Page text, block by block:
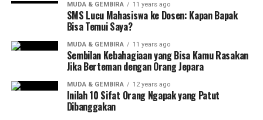
MUDA & GEMBIRA 11 years ago
SMS Lucu Mahasiswa ke Dosen: Kapan Bapak
Bisa Temui Saya?
MUDA & GEMBIRA 11 years ago
Sembilan Kebahagiaan yang Bisa Kamu Rasakan
Jika Berteman dengan Orang Jepara
MUDA & GEMBIRA 12 years ago
Inilah 10 Sifat Orang Ngapak yang Patut
Dibanggakan